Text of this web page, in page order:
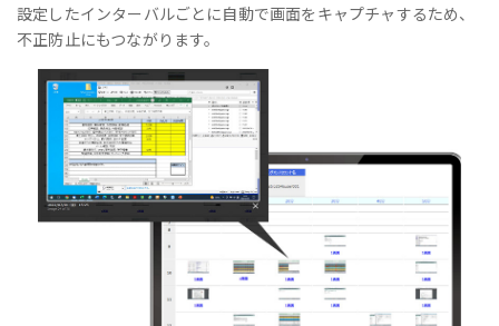
設定したインターバルごとに自動で画面をキャプチャするため、
不正防止にもつながります。